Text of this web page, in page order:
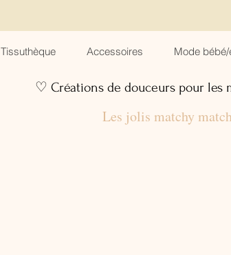
Tissuthèque Accessoires Mode bébé/
♡ Créations de douceurs pour les
Les jolis matchy